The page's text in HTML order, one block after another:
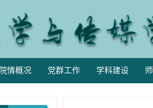
院情概况 党群工作 学科建设